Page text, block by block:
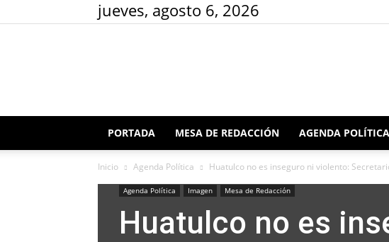
jueves, agosto 6, 2026
PORTADA MESA DE REDACCIÓN AGENDA POLÍTICA
Inicio Agenda Política Huatulco no es inseguro ni violento:
Agenda Política Imagen Mesa de Redacción
Huatulco no es